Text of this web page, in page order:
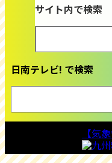
サイト内で検索
日南テレビ! で検索
【気